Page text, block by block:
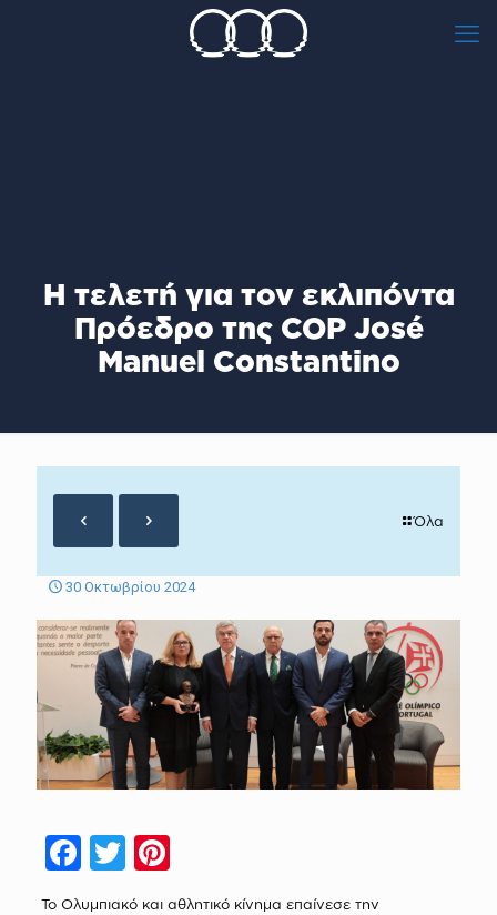
Η τελετή για τον εκλιπόντα
Πρόεδρο της COP José
Manuel Constantino
Όλα
30 Οκτωβρίου 2024
Facebook
TwitterPinterest
Το Ολυμπιακό και αθλητικό κίνημα επαίνεσε την